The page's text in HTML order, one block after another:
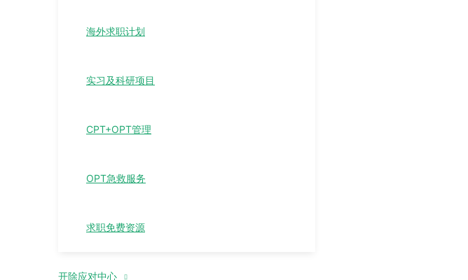
海外求职计划
实习及科研项目
CPT+OPT管理
OPT急救服务
求职免费资源
开除应对中心